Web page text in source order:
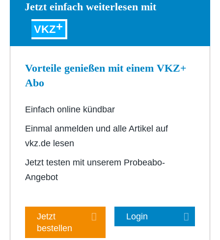
Jetzt einfach weiterlesen mit
VKZ
Vorteile genießen mit einem VKZ+
Abo
Einfach online kündbar
Einmal anmelden und alle Artikel auf
vkz.de lesen
Jetzt testen mit unserem Probeabo-
Angebot
Jetzt
bestellen
Login